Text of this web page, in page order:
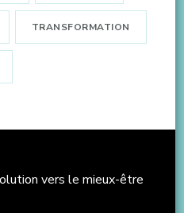
TRANSFORMATION
vers le mieux-être